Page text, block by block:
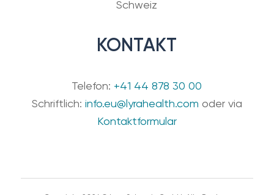
Schweiz
KONTAKT
Telefon: +41 44 878 30 00
Schriftlich: info.eu@lyrahealth.com oder via
Kontaktformular